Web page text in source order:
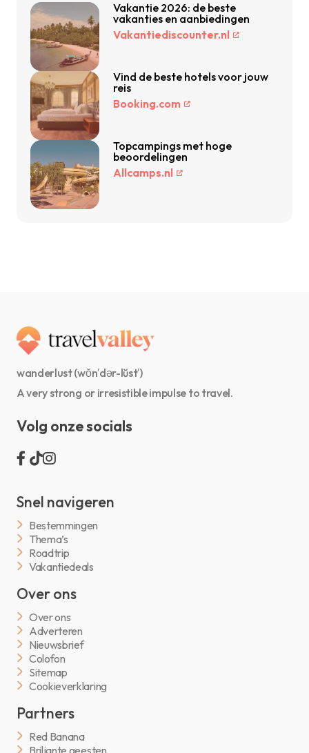
Vakantie 2026: de beste
vakanties en aanbiedingen
Vakantiediscounter.nl
Vind de beste hotels voor jouw
reis
Booking.com
Topcampings met hoge
beoordelingen
Allcamps.nl
wanderlust (wŏn′dər-lŭst′)
A very strong or irresistible impulse to travel.
Volg onze socials
Snel navigeren
Bestemmingen
Thema’s
Roadtrip
Vakantiedeals
Over ons
Over ons
Adverteren
Nieuwsbrief
Colofon
Sitemap
Cookieverklaring
Partners
Red Banana
Briljante geesten